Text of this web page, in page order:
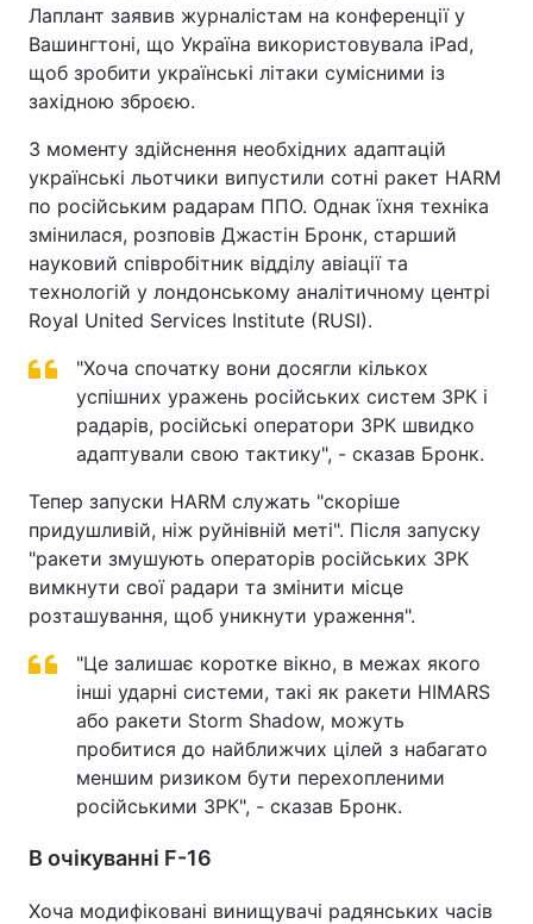
Лаплант заявив журналістам на конференції у
Вашингтоні, що Україна використовувала iPad,
щоб зробити українські літаки сумісними із
західною зброєю.
З моменту здійснення необхідних адаптацій
українські льотчики випустили сотні ракет HARM
по російським радарам ППО. Однак їхня техніка
змінилася, розповів Джастін Бронк, старший
науковий співробітник відділу авіації та
технологій у лондонському аналітичному центрі
Royal United Services Institute (RUSI).
"Хоча спочатку вони досягли кількох
успішних уражень російських систем ЗРК і
радарів, російські оператори ЗРК швидко
адаптували свою тактику", - сказав Бронк.
Тепер запуски HARM служать "скоріше
придушливій, ніж руйнівній меті". Після запуску
"ракети змушують операторів російських ЗРК
вимкнути свої радари та змінити місце
розташування, щоб уникнути ураження".
"Це залишає коротке вікно, в межах якого
інші ударні системи, такі як ракети HIMARS
або ракети Storm Shadow, можуть
пробитися до найближчих цілей з набагато
меншим ризиком бути перехопленими
російськими ЗРК", - сказав Бронк.
В очікуванні F-16
Хоча модифіковані винищувачі радянських часів